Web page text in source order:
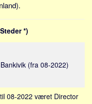
Steder *)
(fra 08-2022)
08-2022 været Director